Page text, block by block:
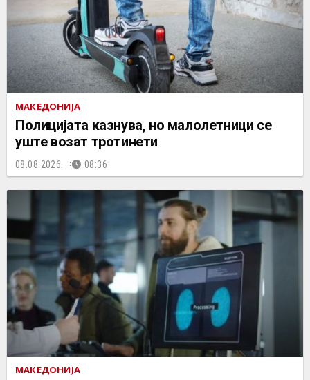
МАКЕДОНИЈА
Полицијата казнува, но малолетници се
уште возат тротинети
08.08.2026. 08:36
МАКЕДОНИЈА